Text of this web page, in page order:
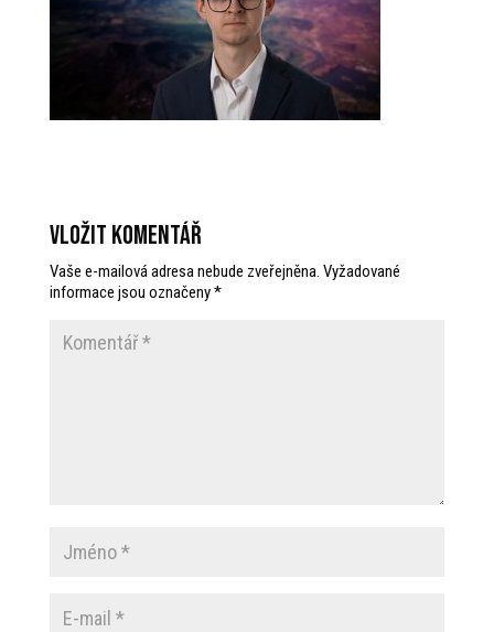
Vložit komentář
Vaše e-mailová adresa nebude zveřejněna. Vyžadované
informace jsou označeny*